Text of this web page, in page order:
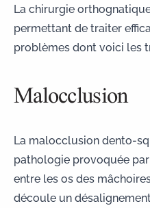
La chirurgie
permettant de traiter
problèmes dont voici les
Malocclusion
La malocclusion dento-
pathologie provoquée
entre les os des
découle un